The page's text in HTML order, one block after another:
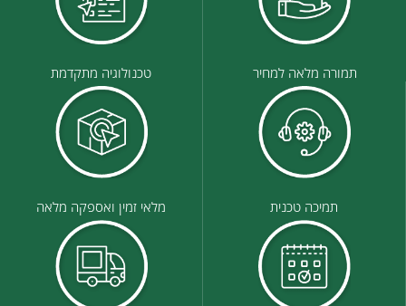
תמורה מלאה למחיר טכנולוגיה מתקדמת
תמיכה טכנית מלאי זמין ואספקה מלאה